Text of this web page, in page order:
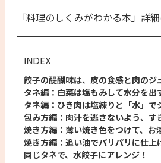
「料理のしくみがわかる本」詳
INDEX
餃子の醍醐味は、皮の食感と肉のジ
タネ編：白菜は塩もみして水分を出
タネ編：ひき肉は塩練りと「水」で
包み方編：肉汁を逃さないよう、す
焼き方編：薄い焼き色をつけて、お
焼き方編：追い油でパリパリに仕上
同じタネで、水餃子にアレンジ！